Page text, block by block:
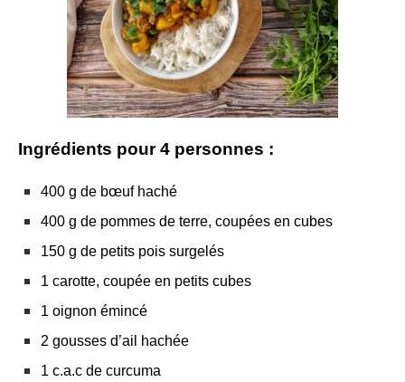
Ingrédients pour 4 personnes :
400 g de bœuf haché
400 g de pommes de terre, coupées en cubes
150 g de petits pois surgelés
1 carotte, coupée en petits cubes
1 oignon émincé
2 gousses d’ail hachée
1 c.a.c de curcuma